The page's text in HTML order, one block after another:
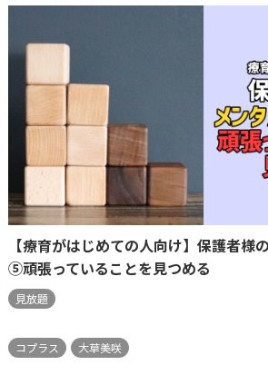
【療育がはじめての人向け】保護者様
⑤頑張っていることを見つめる
見放題
コプラス 大草美咲